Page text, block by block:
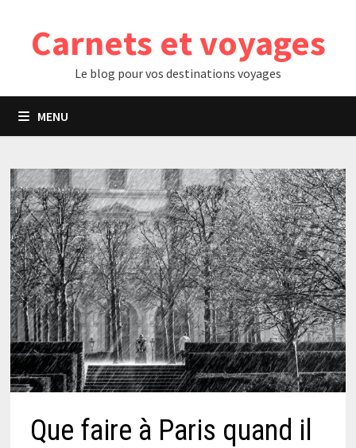
contenuCarnets et voyages
Le blog pour vos destinations voyages
MENU
Que faire à Paris quand il